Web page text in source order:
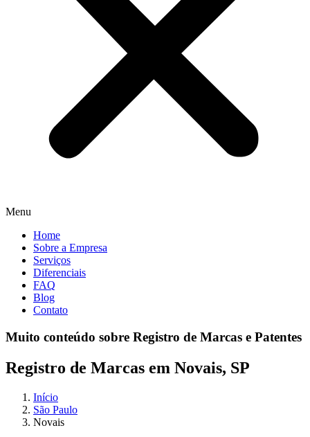
Menu
Home
Sobre a Empresa
Serviços
Diferenciais
FAQ
Blog
Contato
Muito conteúdo sobre Registro de Marcas e Patentes
Registro de Marcas em Novais, SP
Início
São Paulo
Novais